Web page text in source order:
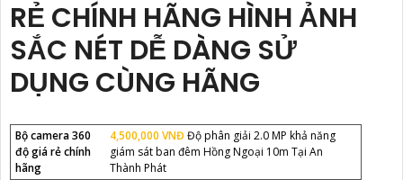
RẺ CHÍNH HÃNG HÌNH ẢNH
SẮC NÉT DỄ DÀNG SỬ
DỤNG CÙNG HÃNG
Bộ camera 360
độ giá rẻ chính
hãng
4,500,000 VNĐ Độ phân giải 2.0 MP khả năng
giám sát ban đêm Hồng Ngoại 10m Tại An
Thành Phát